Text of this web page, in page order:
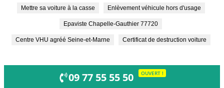
Mettre sa voiture à la casse Enlèvement véhicule hors d'usage
Epaviste Chapelle-Gauthier 77720
Centre VHU agréé Seine-et-Marne Certificat de destruction voiture
09 77 55 55 50 OUVERT !